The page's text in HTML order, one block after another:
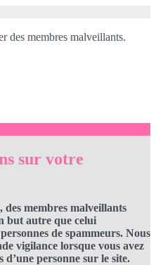
des membres malveillants.
sur votre
des membres malveillants
but autre que celui
de spammeurs. Nous
vigilance lorsque vous avez
personne sur le site.